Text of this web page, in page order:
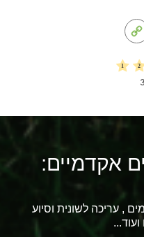
אקדמיים:
, עריכה לשונית וסיוע
ועוד...